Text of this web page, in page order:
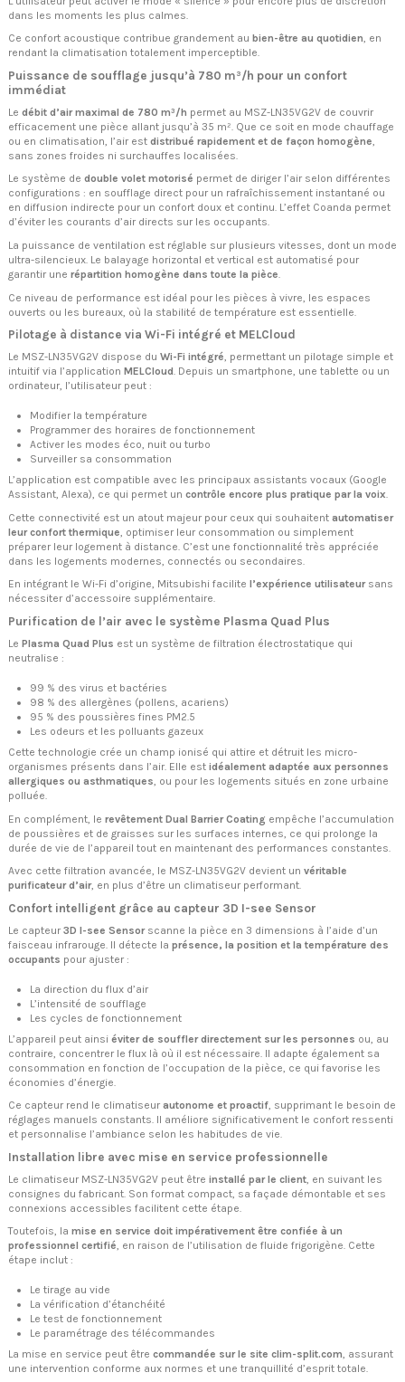
dans les moments les plus calmes.
Ce confort acoustique contribue grandement au bien-être au quotidien, en
rendant la climatisation totalement imperceptible.
Puissance de soufflage jusqu’à 780 m³/h pour un confort
immédiat
Le débit d’air maximal de 780 m³/h permet au MSZ-LN35VG2V de couvrir
efficacement une pièce allant jusqu’à 35 m². Que ce soit en mode chauffage
ou en climatisation, l’air est distribué rapidement et de façon homogène,
sans zones froides ni surchauffes localisées.
Le système de double volet motorisé permet de diriger l’air selon différentes
configurations : en soufflage direct pour un rafraîchissement instantané ou
en diffusion indirecte pour un confort doux et continu. L’effet Coanda permet
d’éviter les courants d’air directs sur les occupants.
La puissance de ventilation est réglable sur plusieurs vitesses, dont un mode
ultra-silencieux. Le balayage horizontal et vertical est automatisé pour
garantir une répartition homogène dans toute la pièce.
Ce niveau de performance est idéal pour les pièces à vivre, les espaces
ouverts ou les bureaux, où la stabilité de température est essentielle.
Pilotage à distance via Wi-Fi intégré et MELCloud
Le MSZ-LN35VG2V dispose du Wi-Fi intégré, permettant un pilotage simple et
intuitif via l’application MELCloud. Depuis un smartphone, une tablette ou un
ordinateur, l’utilisateur peut :
Modifier la température
Programmer des horaires de fonctionnement
Activer les modes éco, nuit ou turbo
Surveiller sa consommation
L’application est compatible avec les principaux assistants vocaux (Google
Assistant, Alexa), ce qui permet un contrôle encore plus pratique par la voix.
Cette connectivité est un atout majeur pour ceux qui souhaitent automatiser
leur confort thermique , optimiser leur consommation ou simplement
préparer leur logement à distance. C’est une fonctionnalité très appréciée
dans les logements modernes, connectés ou secondaires.
En intégrant le Wi-Fi d’origine, Mitsubishi facilite l’expérience utilisateursans
nécessiter d’accessoire supplémentaire.
Purification de l’air avec le système Plasma Quad Plus
Le Plasma Quad Plus est un système de filtration électrostatique qui
neutralise :
99 % des virus et bactéries
98 % des allergènes (pollens, acariens)
95 % des poussières fines PM2.5
Les odeurs et les polluants gazeux
Cette technologie crée un champ ionisé qui attire et détruit les micro-
organismes présents dans l’air. Elle est idéalement adaptée aux personnes
allergiques ou asthmatiques, ou pour les logements situés en zone urbaine
polluée.
En complément, le revêtement Dual Barrier Coating empêche l’accumulation
de poussières et de graisses sur les surfaces internes, ce qui prolonge la
durée de vie de l’appareil tout en maintenant des performances constantes.
Avec cette filtration avancée, le MSZ-LN35VG2V devient un véritable
purificateur d’air, en plus d’être un climatiseur performant.
Confort intelligent grâce au capteur 3D I-see Sensor
Le capteur 3D I-see Sensorscanne la pièce en 3 dimensions à l’aide d’un
faisceau infrarouge. Il détecte la présence, la position et la température des
occupants pour ajuster :
La direction du flux d’air
L’intensité de soufflage
Les cycles de fonctionnement
L’appareil peut ainsi éviter de souffler directement sur les personnes ou, au
contraire, concentrer le flux là où il est nécessaire. Il adapte également sa
consommation en fonction de l’occupation de la pièce, ce qui favorise les
économies d’énergie.
Ce capteur rend le climatiseur autonome et proactif, supprimant le besoin de
réglages manuels constants. Il améliore significativement le confort ressenti
et personnalise l’ambiance selon les habitudes de vie.
Installation libre avec mise en service professionnelle
Le climatiseur MSZ-LN35VG2V peut être installé par le client, en suivant les
consignes du fabricant. Son format compact, sa façade démontable et ses
connexions accessibles facilitent cette étape.
Toutefois, la mise en service doit impérativement être confiée à un
professionnel certifié, en raison de l’utilisation de fluide frigorigène. Cette
étape inclut :
Le tirage au vide
La vérification d’étanchéité
Le test de fonctionnement
Le paramétrage des télécommandes
La mise en service peut être commandée sur le site clim-split.com, assurant
une intervention conforme aux normes et une tranquillité d’esprit totale.